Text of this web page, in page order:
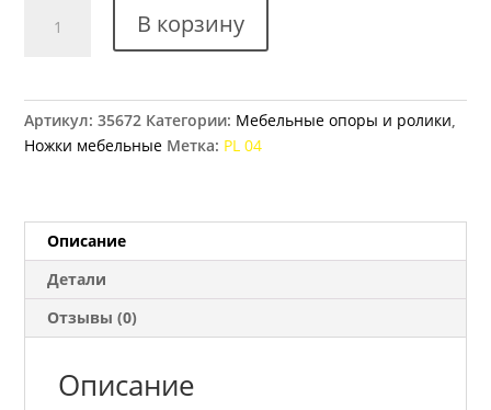
товара
PL
h=47
мм
В корзину
Артикул:35672 Категории: Мебельные опоры и ролики
Ножки мебельные Метка: PL 04
Описание
Детали
Отзывы (0)
Описание